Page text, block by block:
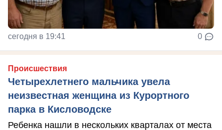
сегодня в 19:41 0
Происшествия
Четырехлетнего мальчика увела
неизвестная женщина из Курортного
парка в Кисловодске
Ребенка нашли в нескольких кварталах от места